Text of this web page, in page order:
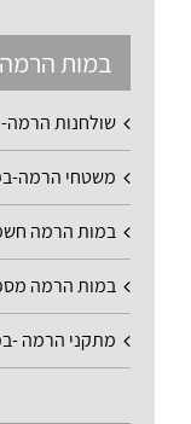
במות
שולחנות
משטחי הרמה-
במות הרמה
במות הרמה
מתקני הרמה -